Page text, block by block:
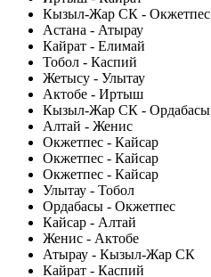
Кызыл-Жар СК - Окжетпес
Астана - Атырау
Кайрат - Елимай
Тобол - Каспий
Жетысу - Улытау
Актобе - Иртыш
Кызыл-Жар СК - Ордабасы
Алтай - Женис
Окжетпес - Кайсар
Окжетпес - Кайсар
Окжетпес - Кайсар
Улытау - Тобол
Ордабасы - Окжетпес
Кайсар - Алтай
Женис - Актобе
Атырау - Кызыл-Жар СК
Кайрат - Каспий